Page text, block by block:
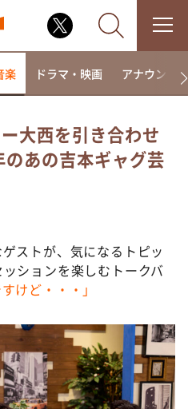
・
アナ「なんでやねん！？」
献立 何にする？～
ズン２
楽 ドラマ・映画 アナウンサー
大西を引き合わせ
あの吉本ギャグ芸
ストが、気になるトピッ
ションを楽しむトークバ
けど・・・」